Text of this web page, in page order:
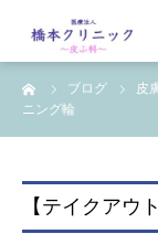
ブログ 皮
ニング輪
【テイクア
受診案内
設備